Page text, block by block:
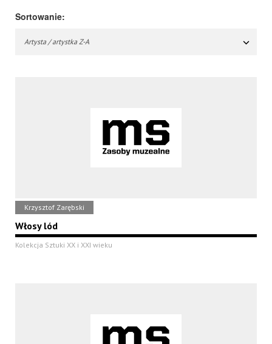
Sortowanie:
Artysta / artystka Z-A
Krzysztof Zarębski
Włosy lód
Kolekcja Sztuki XX i XXI wieku